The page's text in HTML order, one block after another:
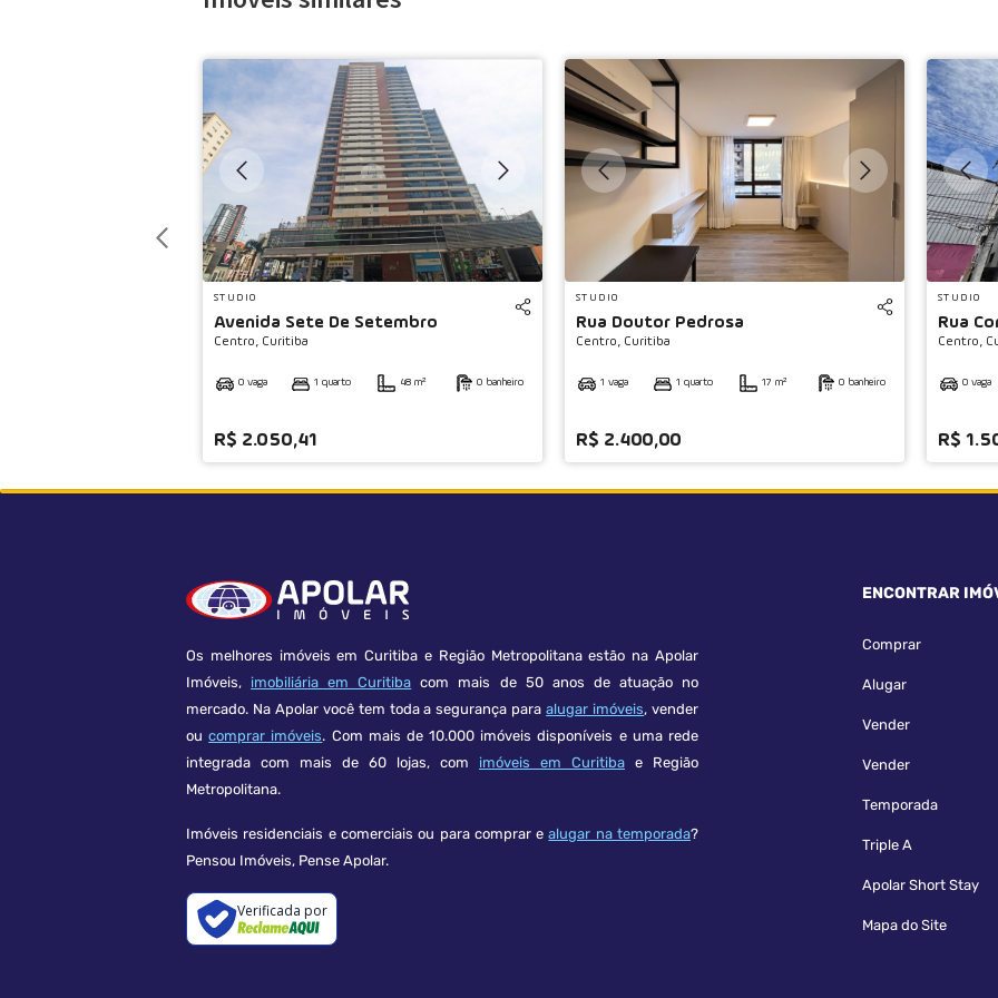
STUDIO
Avenida Sete De Setembro
Centro, Curitiba
0 vaga 1 quarto 48 m² 0 banheiro
R$ 2.050,41
STUDIO
Rua Doutor Pedrosa
Centro, Curitiba
1 vaga 1 quarto 17 m² 0 banheiro
R$ 2.400,00
STUDIO
Rua
Centro,
0 vaga
R$
Os melhores imóveis em Curitiba e Região Metropolitana estão na Apolar
Imóveis, imobiliária em Curitiba com mais de 50 anos de atuação no
mercado. Na Apolar você tem toda a segurança paraalugar imóveis, vender
oucomprar imóveis. Com mais de 10.000 imóveis disponíveis e uma rede
integrada com mais de 60 lojas, com imóveis em Curitiba e Região
Metropolitana.
Imóveis residenciais e comerciais ou para comprar ealugar na temporada?
Pensou Imóveis, Pense Apolar.
Verificada por
ENCONTRAR
Comprar
Alugar
Vender
Vender
Temporada
Triple A
Apolar Short Stay
Mapa do Site